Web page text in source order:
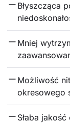
Błyszcząca
Mniej
Możliwość
okresowego
Słaba